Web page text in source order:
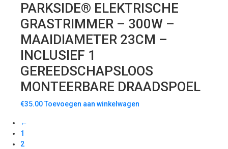
PARKSIDE® ELEKTRISCHE
GRASTRIMMER – 300W –
MAAIDIAMETER 23CM –
INCLUSIEF 1
GEREEDSCHAPSLOOS
MONTEERBARE DRAADSPOEL
€35.00Toevoegen aan winkelwagen
←
1
2